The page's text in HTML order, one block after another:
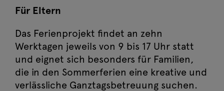
Für Eltern
Das Ferienprojekt findet an zehn
Werktagen jeweils von 9 bis 17 Uhr statt
und eignet sich besonders für Familien,
die in den Sommerferien eine kreative und
verlässliche Ganztagsbetreuung suchen.